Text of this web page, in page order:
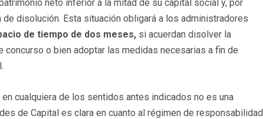
neto inferior a la mitad de su capital social y, por
de disolución. Esta situación obligará a los administradores
de tiempo de dos meses, si acuerdan disolver la
concurso o bien adoptar las medidas necesarias a fin de
cualquiera de los sentidos antes indicados no es una
de Capital es clara en cuanto al régimen de responsabilidad